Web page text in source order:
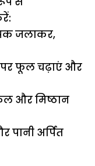
जलाकर,
पर फूल चढ़ाएं और
और मिष्ठान
पानी अर्पित